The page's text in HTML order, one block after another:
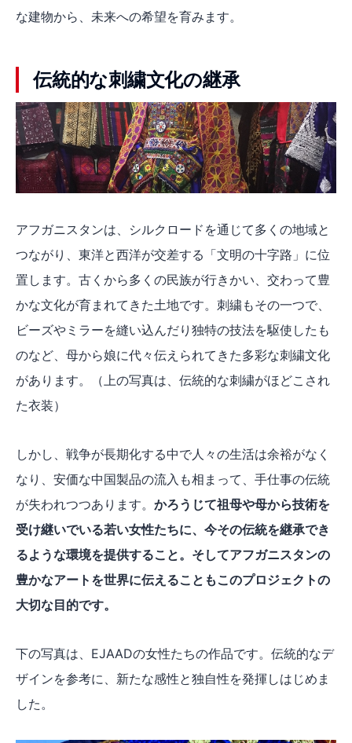
な建物から、未来への希望を育みます。
伝統的な刺繍文化の継承
アフガニスタンは、シルクロードを通じて多くの地域と
つながり、東洋と西洋が交差する「文明の十字路」に位
置します。古くから多くの民族が行きかい、交わって豊
かな文化が育まれてきた土地です。刺繍もその一つで、
ビーズやミラーを縫い込んだり独特の技法を駆使したも
のなど、母から娘に代々伝えられてきた多彩な刺繍文化
があります。（上の写真は、伝統的な刺繍がほどこされ
た衣装）
しかし、戦争が長期化する中で人々の生活は余裕がなく
なり、安価な中国製品の流入も相まって、手仕事の伝統
が失われつつあります。 かろうじて祖母や母から技術を
受け継いでいる若い女性たちに、今その伝統を継承でき
るような環境を提供すること。そしてアフガニスタンの
豊かなアートを世界に伝えることもこのプロジェクトの
大切な目的です。
下の写真は、EJAADの女性たちの作品です。伝統的なデ
ザインを参考に、新たな感性と独自性を発揮しはじめま
した。